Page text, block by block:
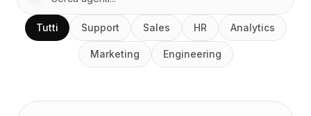
AI Playground
AI Lab
AI Leaderboard
Tutti Support Sales HR Analytics
Marketing Engineering